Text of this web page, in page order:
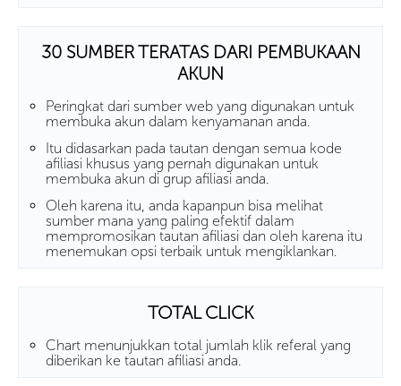
30 SUMBER TERATAS DARI PEMBUKAAN
AKUN
Peringkat dari sumber web yang digunakan untuk
membuka akun dalam kenyamanan anda.
Itu didasarkan pada tautan dengan semua kode
afiliasi khusus yang pernah digunakan untuk
membuka akun di grup afiliasi anda.
Oleh karena itu, anda kapanpun bisa melihat
sumber mana yang paling efektif dalam
mempromosikan tautan afiliasi dan oleh karena itu
menemukan opsi terbaik untuk mengiklankan.
TOTAL CLICK
Chart menunjukkan total jumlah klik referal yang
diberikan ke tautan afiliasi anda.